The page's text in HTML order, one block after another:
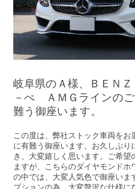
岐阜県のＡ様、ＢＥＮ
－ぺ ＡＭＧラインの
難う御座います。
この度は、弊社ストック車両をお
に有難う御座います。お久しぶり
き、大変嬉しく思います。ご希望
ますが、こちらのダイヤモンドホ
の中では、大変人気色で御座いま
プションの為、大変贅沢な仕様に